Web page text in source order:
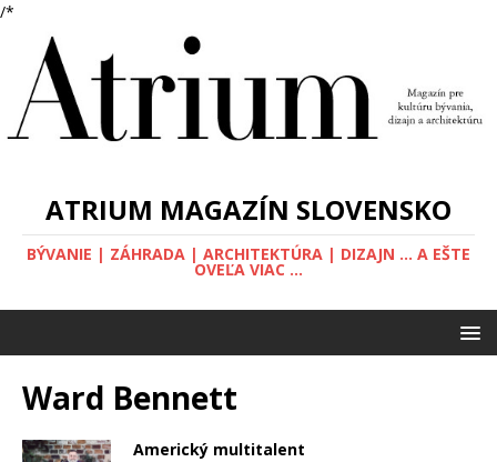
/*
ATRIUM MAGAZÍN SLOVENSKO
BÝVANIE | ZÁHRADA | ARCHITEKTÚRA | DIZAJN ... A EŠTE
OVEĽA VIAC ...
Ward Bennett
Americký multitalent